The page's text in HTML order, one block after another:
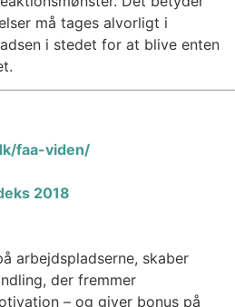
må tages alvorligt i
i stedet for at blive enten
faa-viden/
2018
arbejdspladserne, skaber
der fremmer
– og giver bonus på